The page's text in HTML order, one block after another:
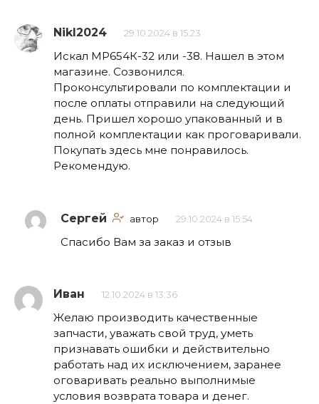
NikI2024 29.10.2024 в 15:23
Искал МР654К-32 или -38. Нашел в этом
магазине. Созвонился.
Проконсультировали по комплектации и
после оплаты отправили на следующий
день. Пришел хорошо упакованный и в
полной комплектации как проговаривали.
Покупать здесь мне понравилось.
Рекомендую.
Сергей автор 29.10.2024 в 15:54
Спасибо Вам за заказ и отзыв
Иван 12.10.2024 в 13:36
Желаю производить качественные
запчасти, уважать свой труд, уметь
признавать ошибки и действительно
работать над их исключением, заранее
оговаривать реально выполнимые
условия возврата товара и денег.